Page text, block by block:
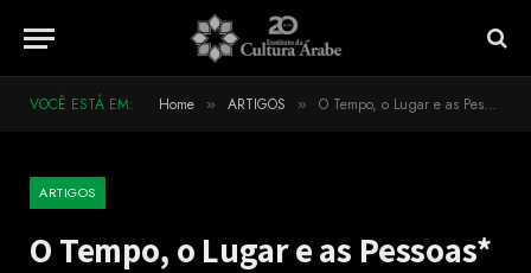
VOCÊ ESTÁ EM: Home » ARTIGOS » O Tempo, o Lugar e as Pessoas*
ARTIGOS
O Tempo, o Lugar e as Pessoas*